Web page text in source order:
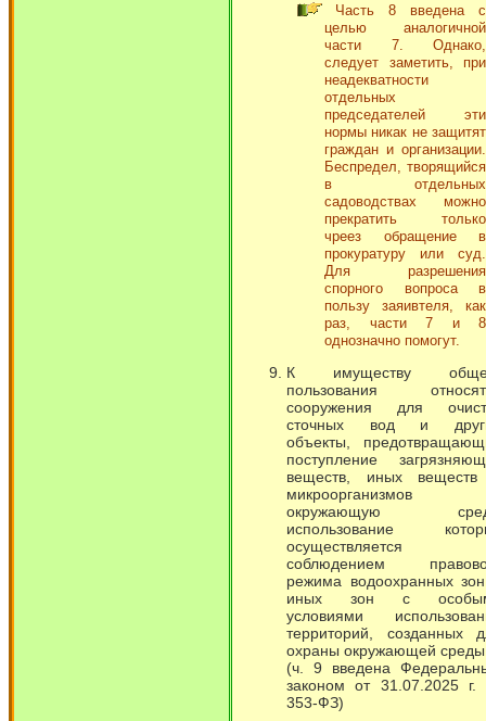
Часть 8 введена с
целью аналогичной
части 7. Однако,
следует заметить, при
неадекватности
отдельных
председателей эти
нормы никак не защитят
граждан и организации.
Беспредел, творящийся
в отдельных
садоводствах можно
прекратить только
чреез обращение в
прокуратуру или суд.
Для разрешения
спорного вопроса в
пользу заяивтеля, как
раз, части 7 и 8
однозначно помогут.
К имуществу
пользования
сооружения для
сточных вод и
объекты,
поступление
веществ, иных
микроорганизмов
окружающую
использование
осуществляется
соблюдением
режима водоохранных
иных зон с
условиями
территорий, созданных
охраны окружающей
(ч. 9 введена
законом от 31.07.2025
353-ФЗ)